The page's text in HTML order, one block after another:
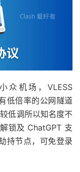
众机场，VLESS
低倍率的公网隧道
低调所以知名度不
锁及 ChatGPT 支
持节点，可免登录